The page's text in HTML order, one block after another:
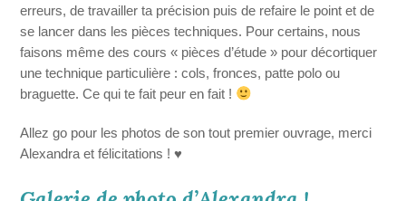
erreurs, de travailler ta précision puis de refaire le point et de
se lancer dans les pièces techniques. Pour certains, nous
faisons même des cours « pièces d’étude » pour décortiquer
une technique particulière : cols, fronces, patte polo ou
braguette. Ce qui te fait peur en fait !
Allez go pour les photos de son tout premier ouvrage, merci
Alexandra et félicitations ! ♥